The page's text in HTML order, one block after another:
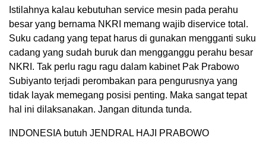
Istilahnya kalau kebutuhan service mesin pada perahu
besar yang bernama NKRI memang wajib diservice total.
Suku cadang yang tepat harus di gunakan mengganti suku
cadang yang sudah buruk dan mengganggu perahu besar
NKRI. Tak perlu ragu ragu dalam kabinet Pak Prabowo
Subiyanto terjadi perombakan para pengurusnya yang
tidak layak memegang posisi penting. Maka sangat tepat
hal ini dilaksanakan. Jangan ditunda tunda.
INDONESIA butuh JENDRAL HAJI PRABOWO